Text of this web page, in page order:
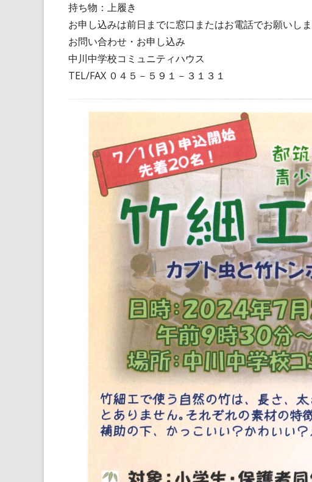
持ち物：上履き
お申し込みは前日までに窓口またはお電話でお願いし
お問い合わせ・お申し込み
中川中学校コミュニティハウス
TEL/FAX ０４５－５９１－３１３１